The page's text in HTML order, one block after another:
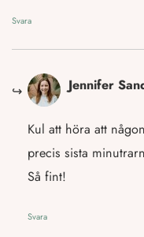
Svara
Jennifer
Kul att höra att
precis sista
Så fint!
Svara